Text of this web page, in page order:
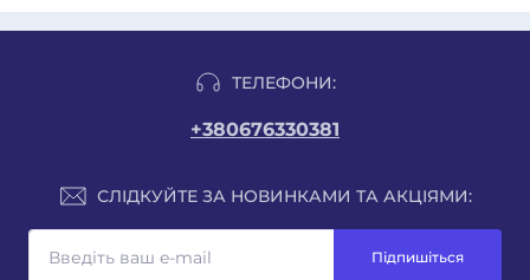
ТЕЛЕФОНИ:
+380676330381
СЛІДКУЙТЕ ЗА НОВИНКАМИ ТА АКЦІЯМИ:
Підпишіться